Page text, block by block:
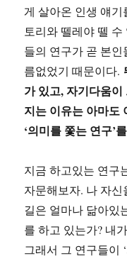
게 살아온 인생 얘
토리와 뗄레야 뗄
들의 연구가 곧 본
름없었기 때문이다.
가 있고, 자기다움
지는 이유는 아마도
‘의미를 쫓는 연구’
지금 하고있는 연구
자문해보자. 나 자
길은 얼마나 닮아있
를 하고 있는가? 내
그래서 그 연구들이